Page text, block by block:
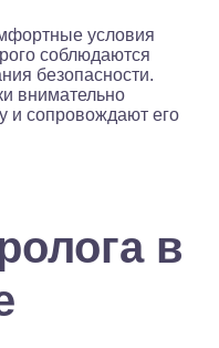
условия
соблюдаются
безопасности.
внимательно
и сопровождают его
в